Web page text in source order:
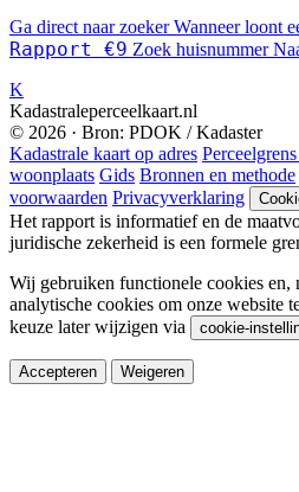
Ga direct naar zoekerWanneer loont
Rapport €9 Zoek huisnummer
K
Kadastraleperceelkaart.nl
© 2026 · Bron: PDOK / Kadaster
Kadastrale kaart op adres
woonplaats Gids Bronnen en methode
voorwaarden Privacyverklaring
Het rapport is informatief en de
juridische zekerheid is een formele
Wij gebruiken functionele cookies en,
analytische cookies om onze website
keuze later wijzigen via
cookie-
Accepteren Weigeren